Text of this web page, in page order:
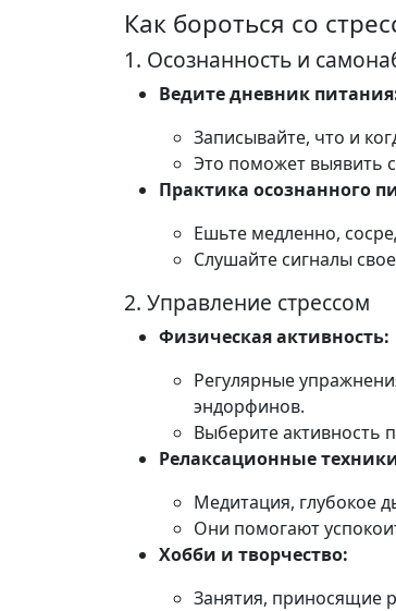
Как бороться со
1. Осознанность и
Ведите дневник
Записывайте, что и
Это поможет выявить
Практика осознанного
Ешьте медленно,
Слушайте сигналы
2. Управление стрессом
Физическая активность:
Регулярные
эндорфинов.
Выберите активность
Релаксационные
Медитация, глубокое
Они помогают
Хобби и творчество:
Занятия, приносящие